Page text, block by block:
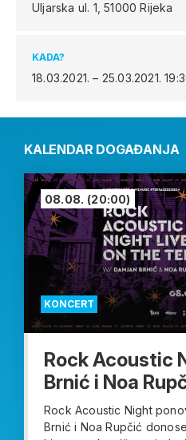
Uljarska ul. 1,51000 Rijeka
KADA?
18.03.2021. – 25.03.2021.
KALENDAR DOGAĐANJA
KONCERT
08.08. (20:00)
Rock Acoustic
Brnić i Noa
Rock Acoustic Night
Brnić i Noa Rupčić